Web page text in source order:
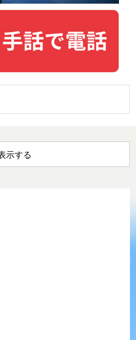
示する